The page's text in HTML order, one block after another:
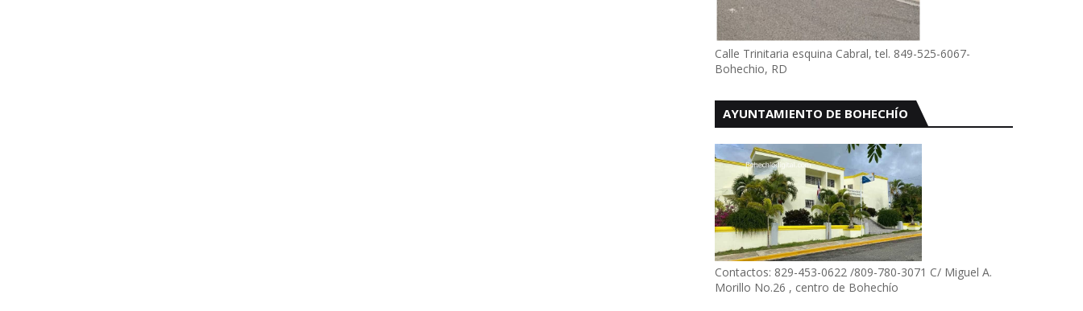
Calle Trinitaria esquina Cabral, tel. 849-525-6067-
Bohechio, RD
AYUNTAMIENTO DE BOHECHÍO
Contactos: 829-453-0622 /809-780-3071 C/ Miguel A.
Morillo No.26 , centro de Bohechío